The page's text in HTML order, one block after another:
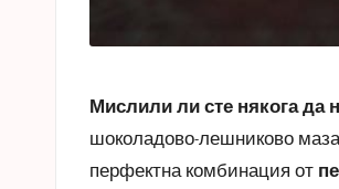
Мислили ли сте някога да
шоколадово-лешниково
перфектна комбинация от